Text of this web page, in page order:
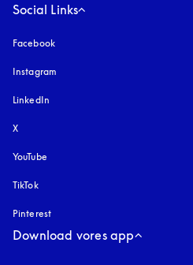
Social Links
Facebook
Instagram
LinkedIn
X
YouTube
TikTok
Pinterest
Download vores app